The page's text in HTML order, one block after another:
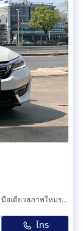
HONDA ACCORD 2.0(EL) MNC ปี 2017 วิ่งเก้าหมื่นโล มือเดียวสภาพใหม่ราคาถูก
โทร